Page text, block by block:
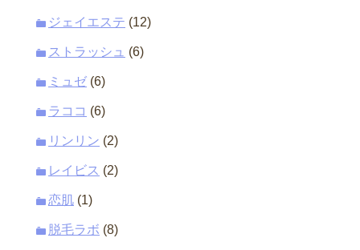
ジェイエステ (12)
ストラッシュ (6)
ミュゼ (6)
ラココ (6)
リンリン (2)
レイビス (2)
恋肌 (1)
脱毛ラボ (8)